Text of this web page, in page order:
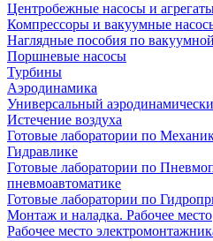
Центробежные насосы и
Компрессоры и вакуумные
Наглядные пособия по
Поршневые насосы
Турбины
Аэродинамика
Универсальный
Истечение воздуха
Готовые лаборатории по
Гидравлике
Готовые лаборатории по
пневмоавтоматике
Готовые лаборатории по
Монтаж и наладка. Рабочее место
Рабочее место